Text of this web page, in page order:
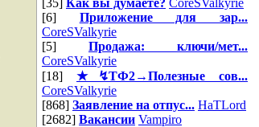
[35] Как вы думаете? CoreSValkyrie
[6] Приложение для зар...
CoreSValkyrie
[5] Продажа: ключи/мет...
CoreSValkyrie
[18] ★↯ТФ2→Полезные сов...
CoreSValkyrie
[868] Заявление на отпус... HaTLord
[2682] Вакансии Vampiro